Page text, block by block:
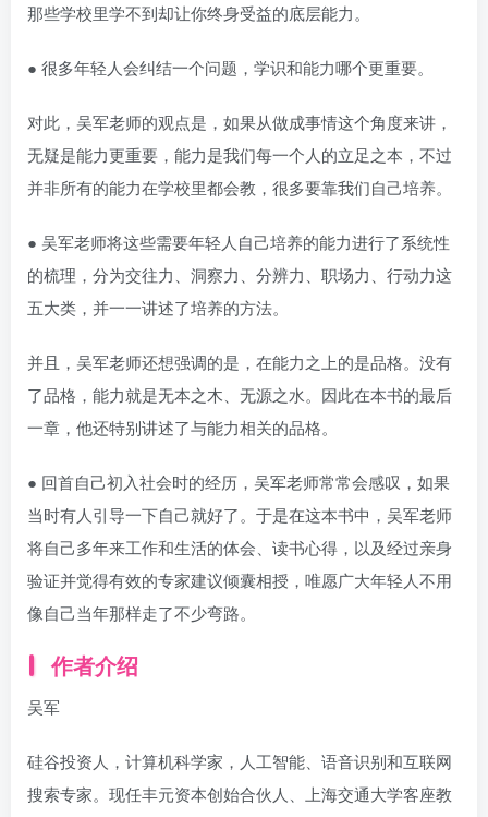
那些学校里学不到却让你终身受益的底层能力。
● 很多年轻人会纠结一个问题，学识和能力哪个更重要。
对此，吴军老师的观点是，如果从做成事情这个角度来讲，
无疑是能力更重要，能力是我们每一个人的立足之本，不过
并非所有的能力在学校里都会教，很多要靠我们自己培养。
● 吴军老师将这些需要年轻人自己培养的能力进行了系统性
的梳理，分为交往力、洞察力、分辨力、职场力、行动力这
五大类，并一一讲述了培养的方法。
并且，吴军老师还想强调的是，在能力之上的是品格。没有
了品格，能力就是无本之木、无源之水。因此在本书的最后
一章，他还特别讲述了与能力相关的品格。
● 回首自己初入社会时的经历，吴军老师常常会感叹，如果
当时有人引导一下自己就好了。于是在这本书中，吴军老师
将自己多年来工作和生活的体会、读书心得，以及经过亲身
验证并觉得有效的专家建议倾囊相授，唯愿广大年轻人不用
像自己当年那样走了不少弯路。
作者介绍
吴军
硅谷投资人，计算机科学家，人工智能、语音识别和互联网
搜索专家。现任丰元资本创始合伙人、上海交通大学客座教